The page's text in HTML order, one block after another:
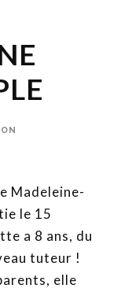
Madeleine-
le 15
a 8 ans, du
tuteur !
elle